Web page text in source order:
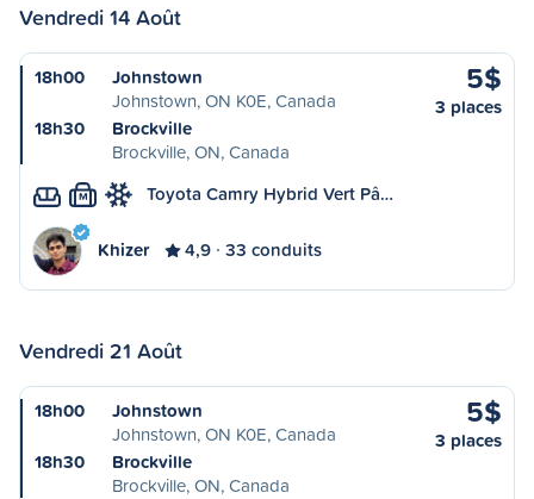
Vendredi 14 Août
18h00
Johnstown
Johnstown, ON K0E, Canada
18h30
Brockville
Brockville, ON, Canada
5$
3 places
M Toyota Camry Hybrid Vert Pâ…
Khizer 4,9 33 conduits
Vendredi 21 Août
18h00
Johnstown
Johnstown, ON K0E, Canada
18h30
Brockville
Brockville, ON, Canada
5$
3 places